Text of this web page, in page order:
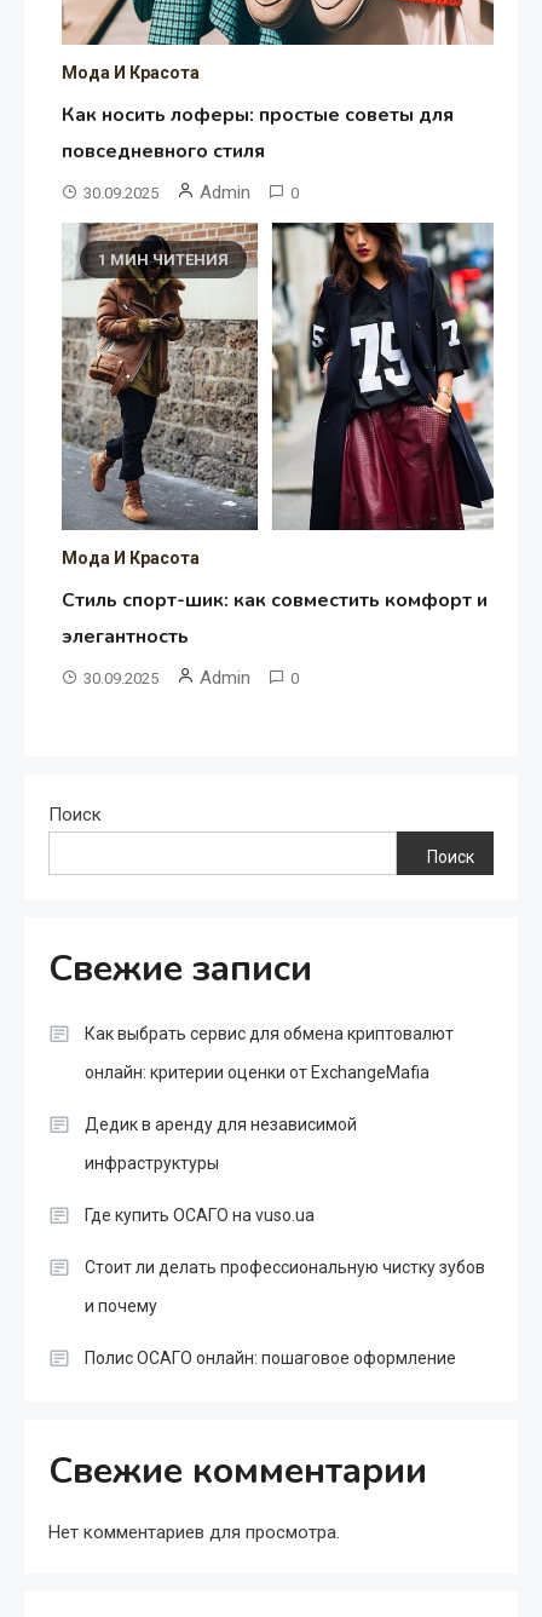
Мода И Красота
Как носить лоферы: простые советы для
повседневного стиля
30.09.2025 Admin 0
1 МИН ЧИТЕНИЯ
Мода И Красота
Стиль спорт-шик: как совместить комфорт и
элегантность
30.09.2025 Admin 0
Поиск
Поиск
Свежие записи
Как выбрать сервис для обмена криптовалют
онлайн: критерии оценки от ExchangeMafia
Дедик в аренду для независимой
инфраструктуры
Где купить ОСАГО на vuso.ua
Стоит ли делать профессиональную чистку зубов
и почему
Полис ОСАГО онлайн: пошаговое оформление
Свежие комментарии
Нет комментариев для просмотра.